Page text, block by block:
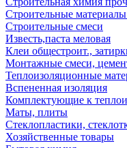
Строительные материалы
Строительные смеси
Известь,паста меловая
Клеи общестроит.,
Монтажные смеси,
Теплоизоляционные
Вспененная изоляция
Комплектующие к
Маты, плиты
Стеклопластики,
Хозяйственные товары